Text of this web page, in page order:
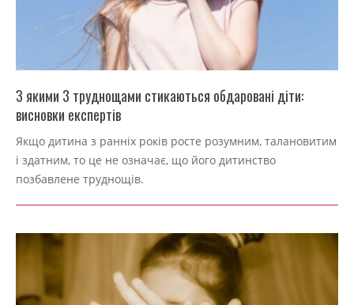
З якими 3 труднощами стикаються обдаровані діти:
висновки експертів
Якщо дитина з ранніх років росте розумним, талановитим
і здатним, то це не означає, що його дитинство
позбавлене труднощів.